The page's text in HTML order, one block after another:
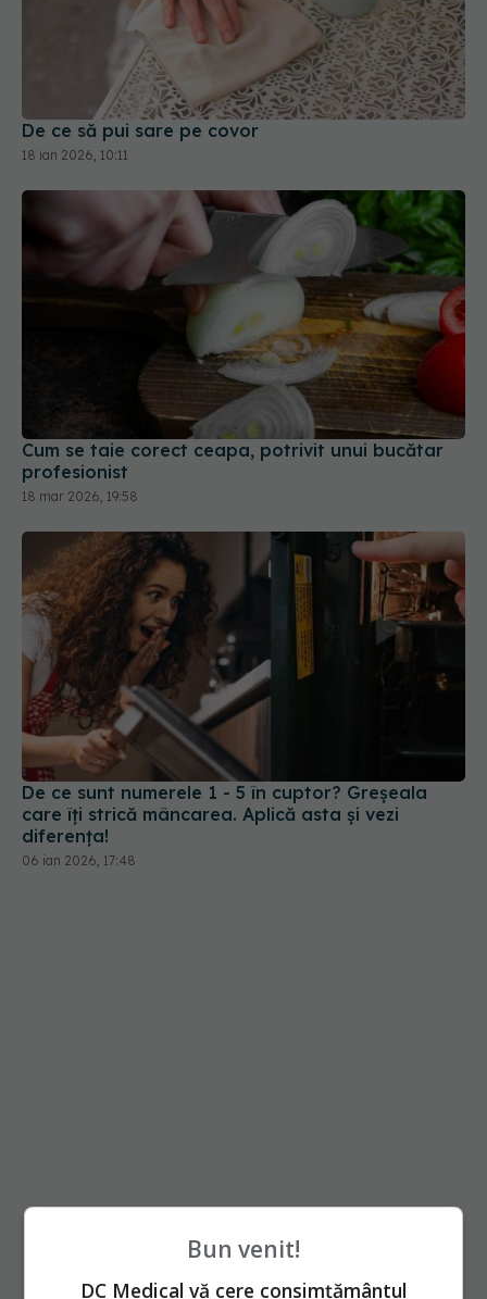
De ce să pui sare pe covor
Cum se taie corect ceapa, potrivit unui bucătar
De ce sunt numerele 1 - 5 în cuptor? Greșeala
care îți strică mâncarea. Aplică asta și vezi
diferența!
06 ian 2026, 17:48
Bun venit!
DC Medical vă cere consimțământul